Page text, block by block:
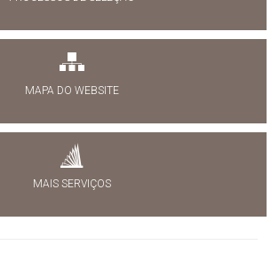
MAPA DO WEBSITE
MAIS SERVIÇOS